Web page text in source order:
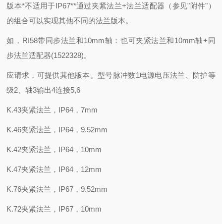
版本*不适用于IP67**通过夹紧法兰+法兰适配器（参见"附件"）
的组合可以实现其他不同的法兰版本。
如，RI58带同步法兰和10mm轴：也可夹紧法兰和10mm轴+同
步法兰适配器(1522328)。
应请求，可提供其他版本。型号脉冲数1电源电压法兰、防护等
级2、轴3输出4连接5,6
K.43夹紧法兰，IP64，7mm
K.46夹紧法兰，IP64，9.52mm
K.42夹紧法兰，IP64，10mm
K.47夹紧法兰，IP64，12mm
K.76夹紧法兰，IP67，9.52mm
K.72夹紧法兰，IP67，10mm